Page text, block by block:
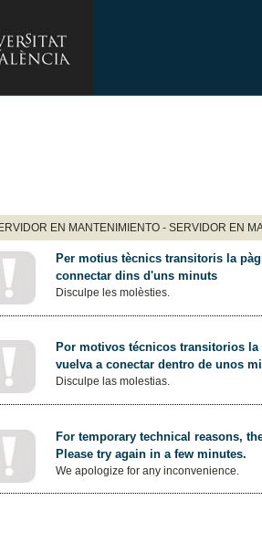
EN MANTENIMIENTO - SERVIDOR EN
Per motius tècnics transitoris la
connectar dins d'uns minuts
Disculpe les molèsties.
Por motivos técnicos transitorios
vuelva a conectar dentro de unos
Disculpe las molestias.
For temporary technical reasons,
Please try again in a few minutes.
We apologize for any inconvenience.